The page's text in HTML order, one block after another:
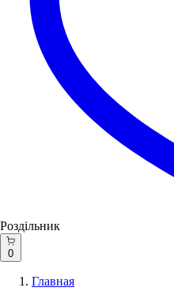
Роздільник
0
Главная